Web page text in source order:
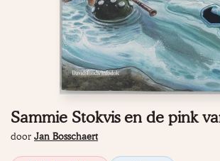
Sammie Stokvis en de pink
door Jan Bosschaert